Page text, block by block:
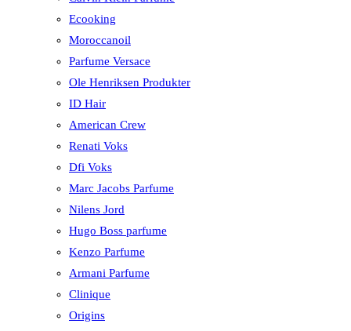
Ecooking
Moroccanoil
Parfume Versace
Ole Henriksen Produkter
ID Hair
American Crew
Renati Voks
Dfi Voks
Marc Jacobs Parfume
Nilens Jord
Hugo Boss parfume
Kenzo Parfume
Armani Parfume
Clinique
Origins